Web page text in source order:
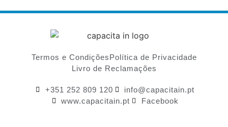
Termos e CondiçõesPolítica de Privacidade
Livro de Reclamações
+351 252 809 120
info@capacitain.pt
www.capacitain.pt
Facebook